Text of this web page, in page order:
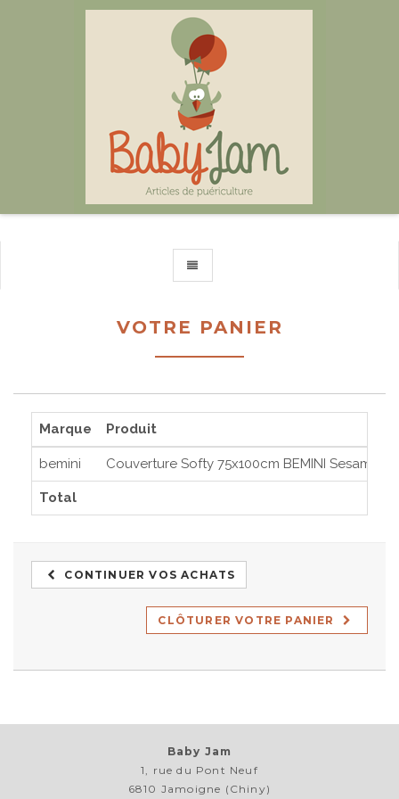
VOTRE PANIER
Marque Produit
bemini Couverture Softy 75x100cm BEMINI Sesame
Total
CONTINUER VOS ACHATS
CLÔTURER VOTRE PANIER
Baby Jam
1, rue du Pont Neuf
6810 Jamoigne (Chiny)